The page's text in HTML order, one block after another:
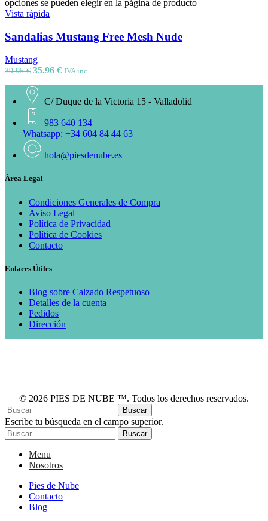
opciones se pueden elegir en la página de producto
Vista rápida
Sandalias Mustang Free Mesh Nude
Mustang
39.95€ 35.96 € IVA inc.
C/ Duque de la Victoria 15 - Valladolid
983 640 134
Whatsapp: +34 604 84 44 63
hola@piesdenube.es
Área Legal
Condiciones Generales de Compra
Aviso Legal
Política de Privacidad
Política de Cookies
Contacto
Enlaces Útiles
Blog sobre Calzado Respetuoso
Detalles de la cuenta
Pedidos
Dirección
© 2026 PIES DE NUBE ™. Todos los derechos reservados.
Buscar
Escribe tu búsqueda en el campo superior.
Buscar
Menu
Nosotros
Pies de Nube
Contacto
Blog